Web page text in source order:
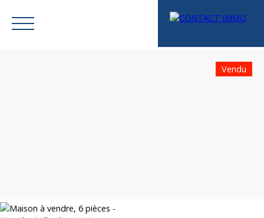
Mes favoris Espace vendeur
Vendu